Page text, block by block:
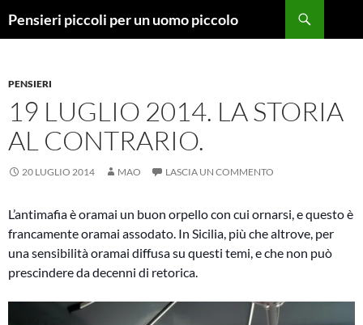
Pensieri piccoli per un uomo piccolo
PENSIERI
19 LUGLIO 2014. LA STORIA
AL CONTRARIO.
20 LUGLIO 2014 MAO LASCIA UN COMMENTO
L’antimafia è oramai un buon orpello con cui ornarsi, e questo è
francamente oramai assodato. In Sicilia, più che altrove, per
una sensibilità oramai diffusa su questi temi, e che non può
prescindere da decenni di retorica.